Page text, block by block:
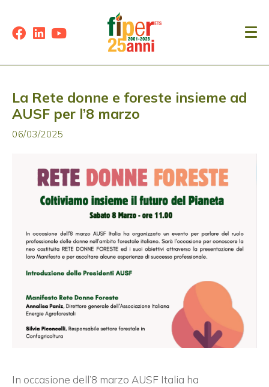
La Rete donne e foreste insieme ad
AUSF per l’8 marzo
06/03/2025
In occasione dell’8 marzo AUSF Italia ha